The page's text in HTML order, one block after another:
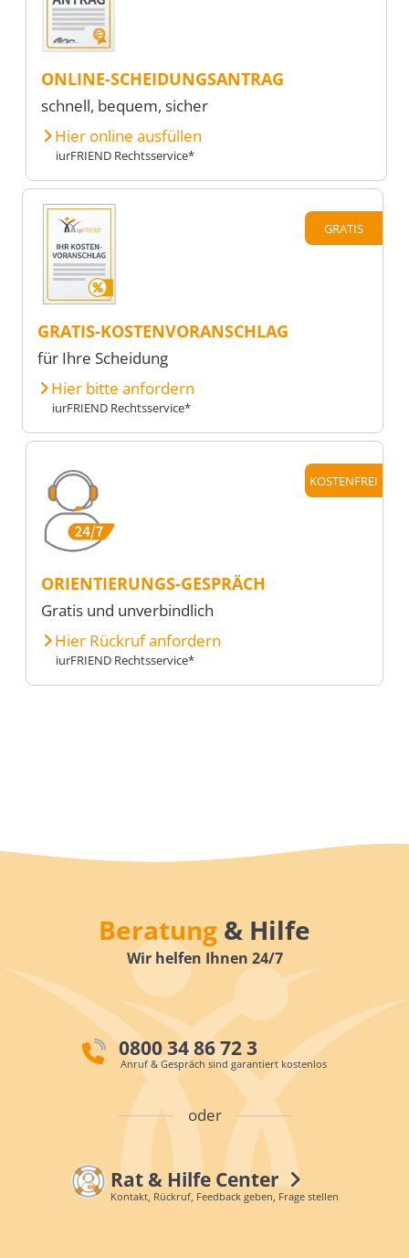
ONLINE-SCHEIDUNGSANTRAG
schnell, bequem, sicher
Hier online ausfüllen
iurFRIEND Rechtsservice*
GRATIS
GRATIS-KOSTENVORANSCHLAG
für Ihre Scheidung
Hier bitte anfordern
iurFRIEND Rechtsservice*
KOSTENFREI
ORIENTIERUNGS-GESPRÄCH
Gratis und unverbindlich
Hier Rückruf anfordern
iurFRIEND Rechtsservice*
Beratung & Hilfe
Wir helfen Ihnen 24/7
0800 34 86 72 3
Anruf & Gespräch sind garantiert kostenlos
oder
Rat & Hilfe Center
Kontakt, Rückruf, Feedback geben, Frage stellen